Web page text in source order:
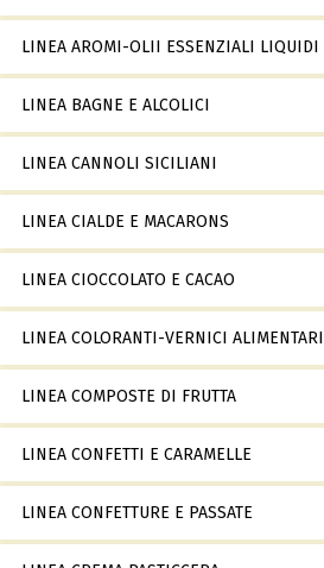
LINEA AROMI-OLII ESSENZIALI LIQUIDI
LINEA BAGNE E ALCOLICI
LINEA CANNOLI SICILIANI
LINEA CIALDE E MACARONS
LINEA CIOCCOLATO E CACAO
LINEA COLORANTI-VERNICI ALIMENTARI
LINEA COMPOSTE DI FRUTTA
LINEA CONFETTI E CARAMELLE
LINEA CONFETTURE E PASSATE